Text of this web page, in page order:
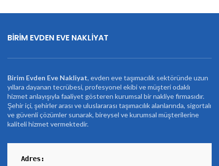
BİRİM EVDEN EVE NAKLİYAT
Birim Evden Eve Nakliyat, evden eve taşımacılık sektöründe uzun
yıllara dayanan tecrübesi, profesyonel ekibi ve müşteri odaklı
hizmet anlayışıyla faaliyet gösteren kurumsal bir nakliye firmasıdır.
Şehir içi, şehirler arası ve uluslararası taşımacılık alanlarında, sigortalı
ve güvenli çözümler sunarak, bireysel ve kurumsal müşterilerine
kaliteli hizmet vermektedir.
Adres: